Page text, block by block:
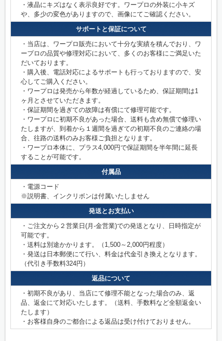
・液晶にキズはなく表示良好です。ワープロの外装に小キズ
や、多少の変色がありますので、画像にてご確認ください。
サポートと保証について
・当店は、ワープロ販売において十分な実績を積んでおり、ワ
ープロの品質や修理対応において、多くのお客様にご満足いた
だいております。
・購入後、電話対応によるサポートも行っておりますので、安
心してご購入ください。
・ワープロは発売から年数が経過しているため、保証期間は1
ヶ月とさせていただきます。
・保証期間を過ぎての故障は有償にて修理可能です。
・ワープロに初期不良があった場合、送料も含め無償で修理い
たしますが、到着から１週間を過ぎての初期不良のご連絡の場
合、往路の送料のみお客様ご負担となります。
・ワープロ本体に、プラス4,000円で保証期間を半年間に延長
することが可能です。
付属品
・電源コード
※説明書、インクリボンは付属いたしません
発送とお支払い
・ご注文から２営業日(月-金営業)での発送となり、日時指定が
可能です。
・送料は別途かかります。（1,500～2,000円程度）
・発送は日本郵便にて行い、料金は代金引き換えとなります。
（代引き手数料324円）
返品について
・初期不良があり、当店にて修理不能となった場合のみ、返
品、返金にて対応いたします。（送料、手数料など全額返金い
たします）
・お客様自身のご都合による返品は受け付けておりません。